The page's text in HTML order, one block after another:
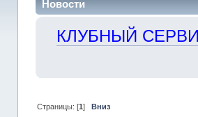
Новости
КЛУБНЫЙ
Страницы: [1] Вниз